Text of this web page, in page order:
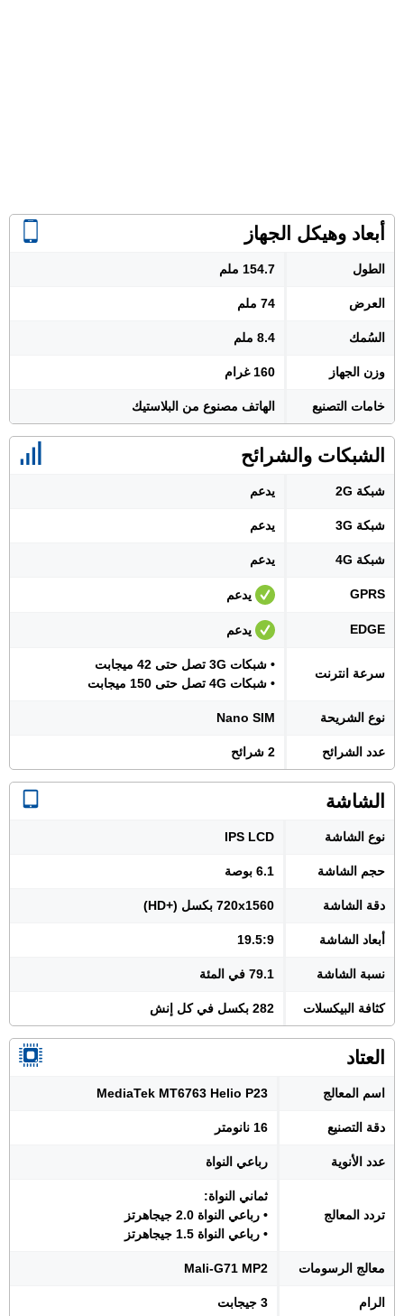
أبعاد وهيكل الجهاز
الطول 154.7 ملم
العرض 74 ملم
السُمك 8.4 ملم
وزن الجهاز 160 غرام
خامات التصنيع الهاتف مصنوع من البلاستيك
الشبكات والشرائح
شبكة 2G يدعم
شبكة 3G يدعم
شبكة 4G يدعم
GPRS يدعم
EDGE يدعم
سرعة انترنت
• شبكات 3G تصل حتى 42 ميجابت
• شبكات 4G تصل حتى 150 ميجابت
نوع الشريحة Nano SIM
عدد الشرائح 2 شرائح
الشاشة
نوع الشاشة IPS LCD
حجم الشاشة 6.1 بوصة
دقة الشاشة 720x1560 بكسل (+HD)
أبعاد الشاشة 19.5:9
نسبة الشاشة 79.1 في المئة
كثافة البيكسلات 282 بكسل في كل إنش
العتاد
اسم المعالج MediaTek MT6763 Helio P23
دقة التصنيع 16 نانومتر
عدد الأنوية رباعي النواة
تردد المعالج
ثماني النواة:
• رباعي النواة 2.0 جيجاهرتز
• رباعي النواة 1.5 جيجاهرتز
معالج الرسومات Mali-G71 MP2
الرام 3 جيجابت